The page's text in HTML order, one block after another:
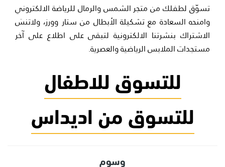
تسوّق لطفلك من متجر الشمس والرمال للرياضة الالكتروني
وامنحه السعادة مع تشكيلة الأبطال من ستار وورز، ولاتنسَ
الاشتراك بنشرتنا الالكترونية لتبقى على اطلاع على آخر
مستجدات الملابس الرياضية والعصرية.
للتسوق للاطفال
للتسوق من اديداس
وسوم